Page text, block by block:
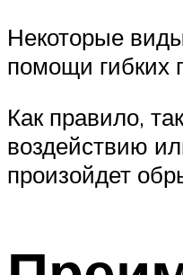
Некоторые
помощи гибких
Как правило,
воздействию
произойдет